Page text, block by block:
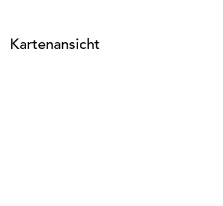
Kartenansicht